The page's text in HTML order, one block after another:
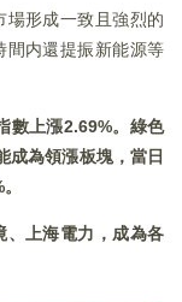
場形成一致且強烈的
間内還提振新能源等
數上漲2.69%。綠色
成為領漲板塊，當日
、上海電力，成為各